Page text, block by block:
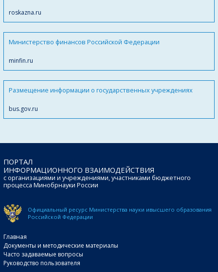
roskazna.ru
Министерство финансов Российской Федерации
minfin.ru
Размещение информации о государственных учреждениях
bus.gov.ru
ПОРТАЛ
ИНФОРМАЦИОННОГО ВЗАИМОДЕЙСТВИЯ
с организациями и учреждениями, участниками бюджетного
процесса Минобрнауки России
Официальный ресурс Министерства науки ивысшего образования
Российской Федерации
Главная
Документы и методические материалы
Часто задаваемые вопросы
Руководство пользователя